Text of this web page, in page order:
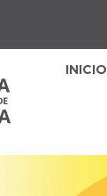
INICIO